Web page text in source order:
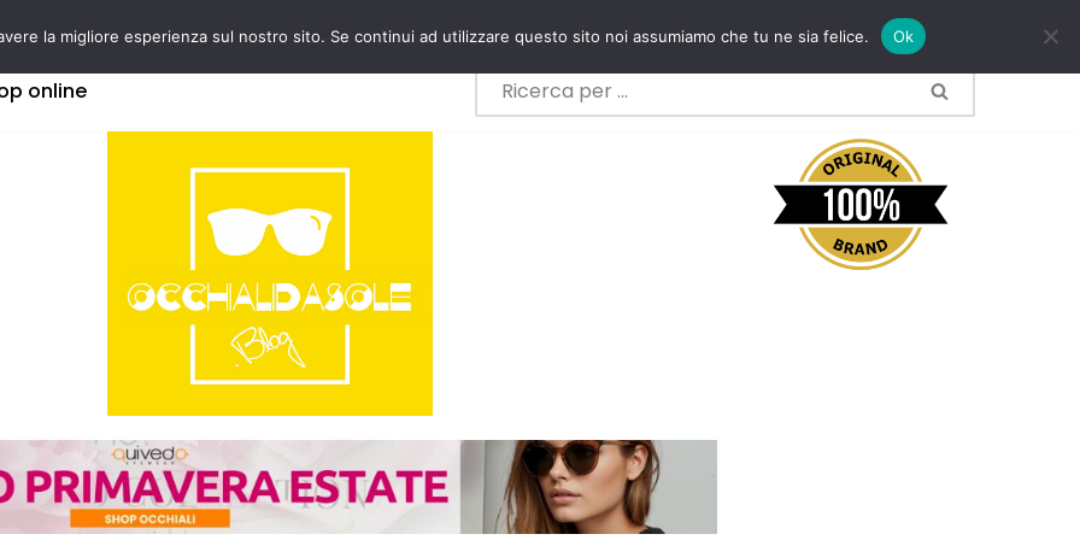
online
la migliore esperienza sul nostro sito. Se continui ad utilizzare questo sito noi assumiamo che tu ne sia felice. Ok